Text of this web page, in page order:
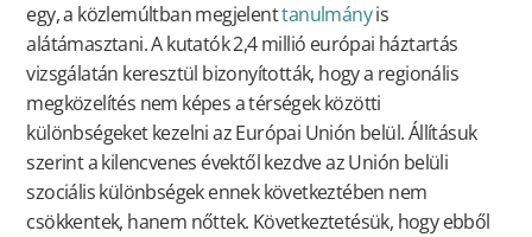
egy, a közlemúltban megjelenttanulmányis
alátámasztani. A kutatók 2,4 millió európai háztartás
vizsgálatán keresztül bizonyították, hogy a regionális
megközelítés nem képes a térségek közötti
különbségeket kezelni az Európai Unión belül. Állításuk
szerint a kilencvenes évektől kezdve az Unión belüli
szociális különbségek ennek következtében nem
csökkentek, hanem nőttek. Következtetésük, hogy ebből